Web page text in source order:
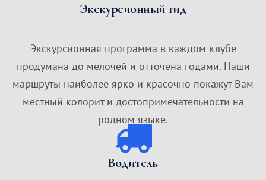
Экскурсионный гид
Экскурсионная программа в каждом клубе
продумана до мелочей и отточена годами. Наши
маршруты наиболее ярко и красочно покажут Вам
местный колорит и достопримечательности на
родном языке.
Водитель